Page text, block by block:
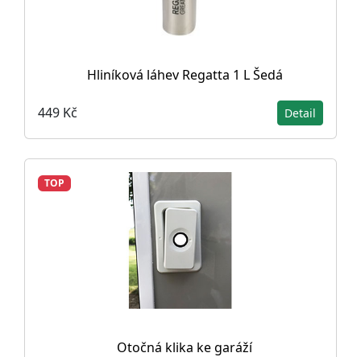
Hliníková láhev Regatta 1 L Šedá
449 Kč Detail
TOP
Otočná klika ke garáží